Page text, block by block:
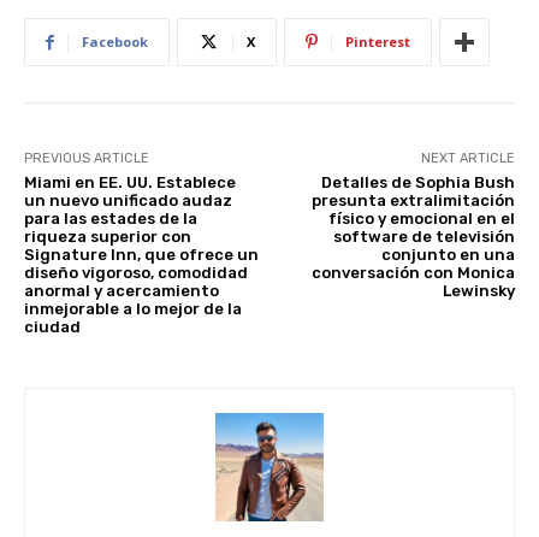
Facebook X Pinterest
PREVIOUS ARTICLE
Miami en EE. UU. Establece
un nuevo unificado audaz
para las estades de la
riqueza superior con
Signature Inn, que ofrece un
diseño vigoroso, comodidad
anormal y acercamiento
inmejorable a lo mejor de la
ciudad
NEXT ARTICLE
Detalles de Sophia Bush
presunta extralimitación
físico y emocional en el
software de televisión
conjunto en una
conversación con Monica
Lewinsky